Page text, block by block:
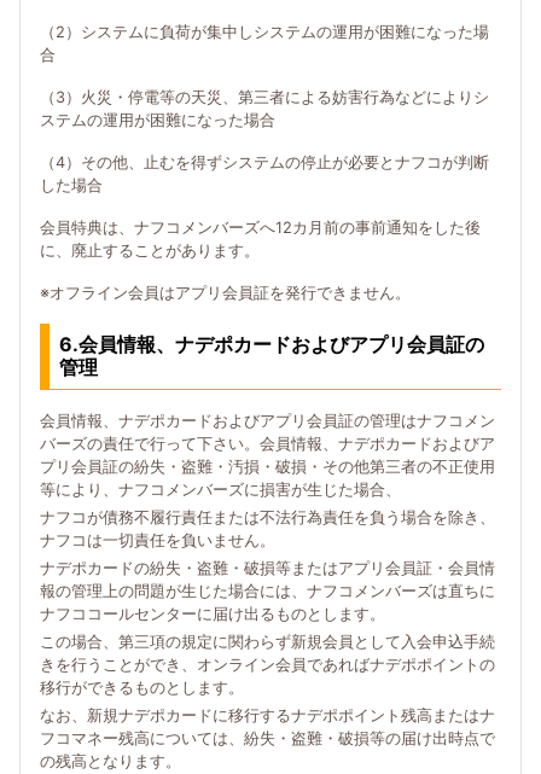
（2）システムに負荷が集中しシステムの運用が困難になった場
合
（3）火災・停電等の天災、第三者による妨害行為などによりシ
ステムの運用が困難になった場合
（4）その他、止むを得ずシステムの停止が必要とナフコが判断
した場合
会員特典は、ナフコメンバーズへ12カ月前の事前通知をした後
に、廃止することがあります。
※オフライン会員はアプリ会員証を発行できません。
6.会員情報、ナデポカードおよびアプリ会員証の
管理
会員情報、ナデポカードおよびアプリ会員証の管理はナフコメン
バーズの責任で行って下さい。会員情報、ナデポカードおよびア
プリ会員証の紛失・盗難・汚損・破損・その他第三者の不正使用
等により、ナフコメンバーズに損害が生じた場合、
ナフコが債務不履行責任または不法行為責任を負う場合を除き、
ナフコは一切責任を負いません。
ナデポカードの紛失・盗難・破損等またはアプリ会員証・会員情
報の管理上の問題が生じた場合には、ナフコメンバーズは直ちに
ナフココールセンターに届け出るものとします。
この場合、第三項の規定に関わらず新規会員として入会申込手続
きを行うことができ、オンライン会員であればナデポポイントの
移行ができるものとします。
なお、新規ナデポカードに移行するナデポポイント残高またはナ
フコマネー残高については、紛失・盗難・破損等の届け出時点で
の残高となります。